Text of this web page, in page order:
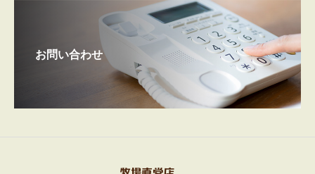
お問い合わせ